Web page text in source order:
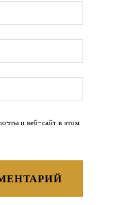
почта:*
Сайт:
и веб-сайт в этом